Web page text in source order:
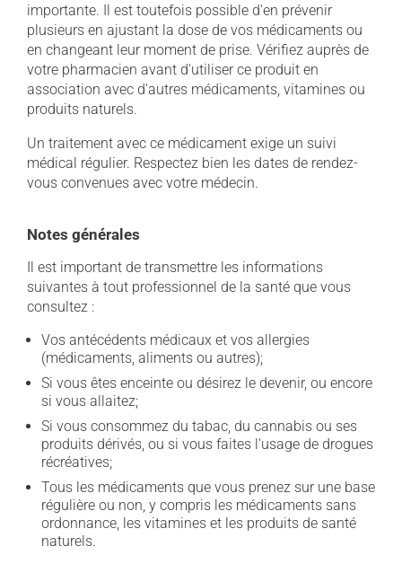
importante. Il est toutefois possible d'en prévenir
plusieurs en ajustant la dose de vos médicaments ou
en changeant leur moment de prise. Vérifiez auprès de
votre pharmacien avant d'utiliser ce produit en
association avec d'autres médicaments, vitamines ou
produits naturels.
Un traitement avec ce médicament exige un suivi
médical régulier. Respectez bien les dates de rendez-
vous convenues avec votre médecin.
Notes générales
Il est important de transmettre les informations
suivantes à tout professionnel de la santé que vous
consultez :
Vos antécédents médicaux et vos allergies
(médicaments, aliments ou autres);
Si vous êtes enceinte ou désirez le devenir, ou encore
si vous allaitez;
Si vous consommez du tabac, du cannabis ou ses
produits dérivés, ou si vous faites l'usage de drogues
récréatives;
Tous les médicaments que vous prenez sur une base
régulière ou non, y compris les médicaments sans
ordonnance, les vitamines et les produits de santé
naturels.